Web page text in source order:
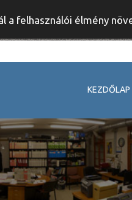
a felhasználói élmény
KEZDŐLAP